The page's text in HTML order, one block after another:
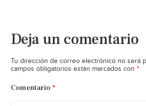
Deja un comentario
Tu dirección de correo electrónico no será
campos obligatorios están marcados con *
Comentario *